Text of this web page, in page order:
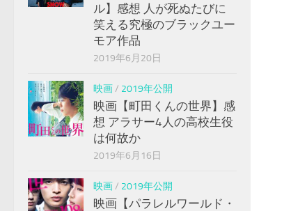
ル】感想 人が死ぬたびに
笑える究極のブラックユー
モア作品
2019年6月20日
映画/ 2019年公開
映画【町田くんの世界】感
想 アラサー4人の高校生役
は何故か
2019年6月16日
映画/ 2019年公開
映画【パラレルワールド・